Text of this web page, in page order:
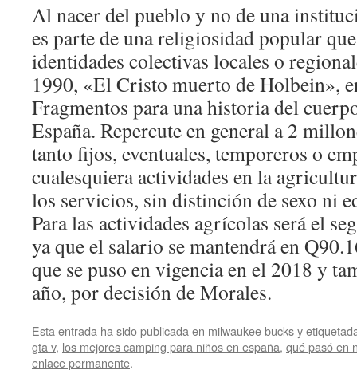
Al nacer del pueblo y no de una
es parte de una religiosidad popular
identidades colectivas locales o
1990, «El Cristo muerto de Holbein»,
Fragmentos para una historia del
España. Repercute en general a 2
tanto fijos, eventuales, temporeros o
cualesquiera actividades en la
los servicios, sin distinción de sexo ni
Para las actividades agrícolas será el
ya que el salario se mantendrá en
que se puso en vigencia en el 2018 y
año, por decisión de Morales.
Esta entrada ha sido publicada en milwaukee bucksy
gta v, los mejores camping para niños en españa, qué pasó en
enlace permanente.